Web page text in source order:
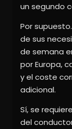
un segundo
Por
de sus
de semana
por Europa,
y el coste
adicional.
Sí, se
del